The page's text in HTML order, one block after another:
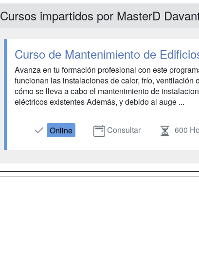
Cursos impartidos por MasterD
Curso de Mantenimiento de
Avanza en tu formación profesional con este
funcionan las instalaciones de calor, frío,
cómo se lleva a cabo el mantenimiento de
eléctricos existentes Además, y debido al auge ...
Online Consultar 600